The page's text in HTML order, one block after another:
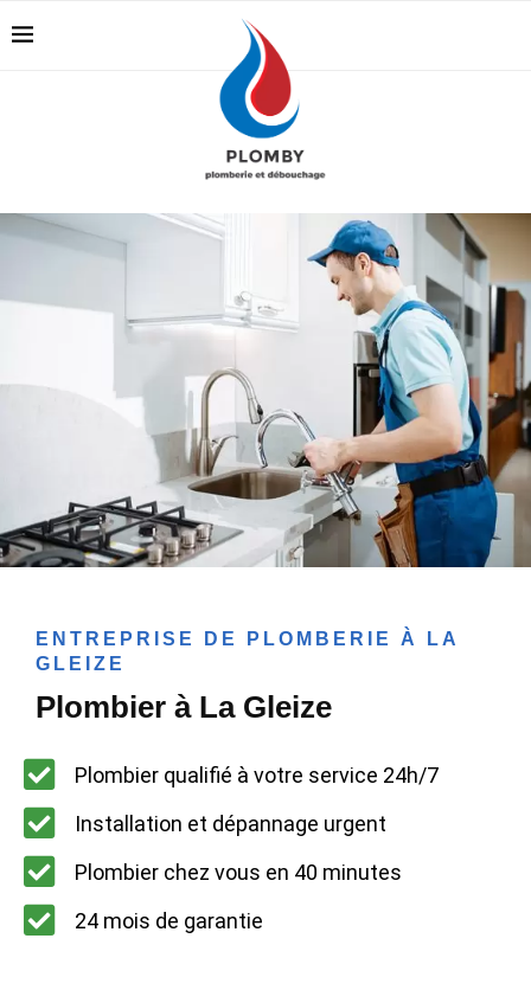
ENTREPRISE DE PLOMBERIE À LA
GLEIZE
Plombier à La Gleize
Plombier qualifié à votre service 24h/7
Installation et dépannage urgent
Plombier chez vous en 40 minutes
24 mois de garantie